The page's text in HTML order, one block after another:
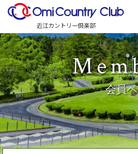
近江カントリー倶楽部
会員